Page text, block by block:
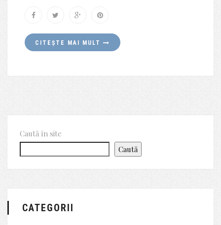
CITEȘTE MAI MULT
Caută în site
Caută
CATEGORII